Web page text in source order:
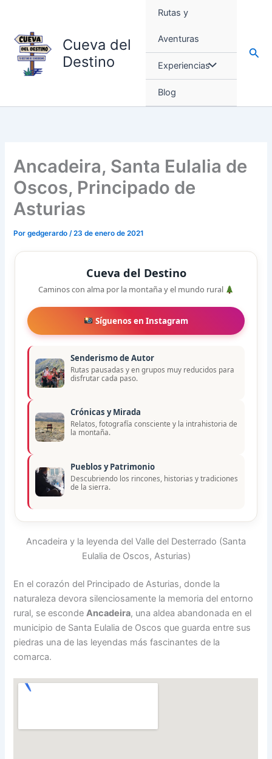
contenido
Cueva del
Destino
Rutas y
Aventuras
Experiencias
Blog
Ancadeira, Santa Eulalia de
Oscos, Principado de
Asturias
Porgedgerardo/23 de enero de 2021
Cueva del Destino
Caminos con alma por la montaña y el mundo rural
Síguenos en Instagram
Senderismo de Autor
Rutas pausadas y en grupos muy reducidos para
disfrutar cada paso.
Crónicas y Mirada
Relatos, fotografía consciente y la intrahistoria de
la montaña.
Pueblos y Patrimonio
Descubriendo los rincones, historias y tradiciones
de la sierra.
Ancadeira y la leyenda del Valle del Desterrado (Santa
Eulalia de Oscos, Asturias)
En el corazón del Principado de Asturias, donde la
naturaleza devora silenciosamente la memoria del entorno
rural, se escondeAncadeira, una aldea abandonada en el
municipio de Santa Eulalia de Oscos que guarda entre sus
piedras una de las leyendas más fascinantes de la
comarca.